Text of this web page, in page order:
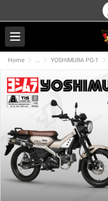
Home ... YOSHIMURA PG-1